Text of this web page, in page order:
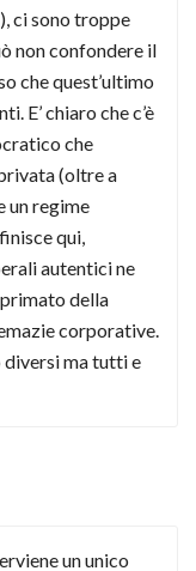
ci sono troppe
non confondere il
che quest’ultimo
E’ chiaro che c’è
che
(oltre a
un regime
qui,
autentici ne
della
corporative.
diversi ma tutti e
un unico